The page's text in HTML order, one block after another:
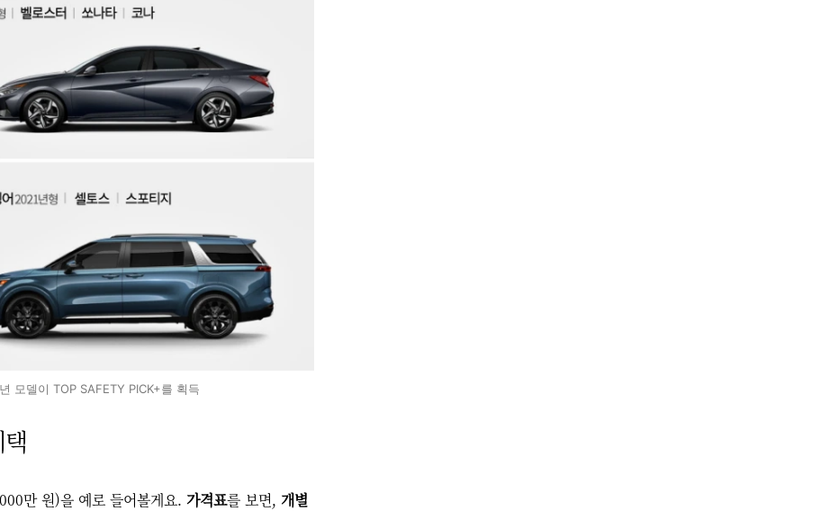
모델이 TOP SAFETY PICK+를 획득
만 원)을 예로 들어볼게요. 가격표를 보면, 개별